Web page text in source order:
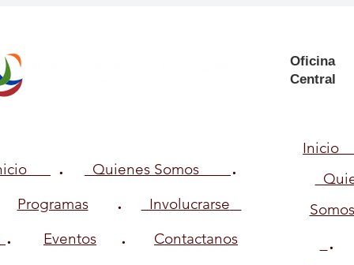
Oficina
Central
. Quienes Somos .
Programas . Involucrarse
. Eventos . Contactanos
Somos